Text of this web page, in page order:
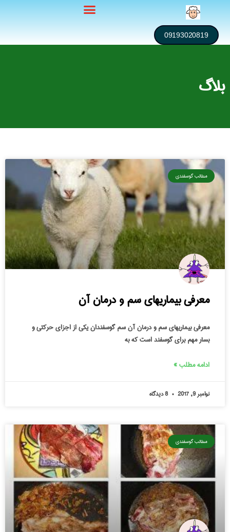
09193020819
بلاگ
مطالب گوسفندی
معرفی بیماریهای سم و درمان آن
معرفی بیماریهای سم و درمان آن سم گوسفندان یکی از اجزای حرکتی و
بسار مهم برای گوسفند است که به
ادامه مطلب »
نوامبر 9, 2017 8 دیدگاه
مطالب گوسفندی